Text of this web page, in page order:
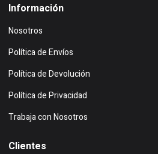
Información
Nosotros
Política de Envíos
Política de Devolución
Política de Privacidad
Trabaja con Nosotros
Clientes